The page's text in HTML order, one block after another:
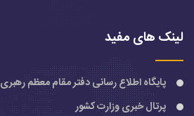
لینک های مفید
پایگاه اطلاع رسانی دفتر مقام معظم رهبری
پرتال خبری وزارت کشور